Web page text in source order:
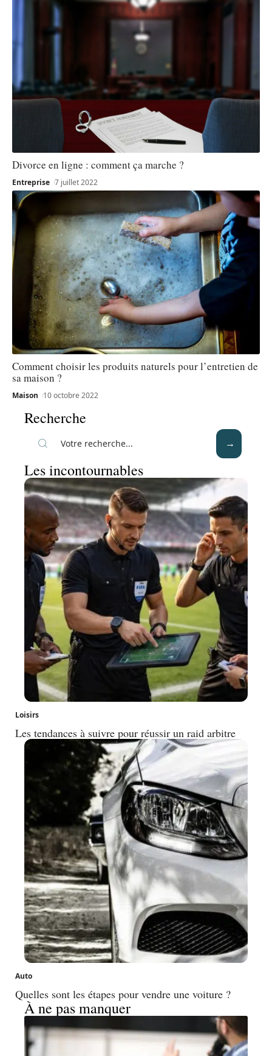
Divorce en ligne : comment ça marche ?
Entreprise 7 juillet 2022
Comment choisir les produits naturels pour l’entretien de
sa maison ?
Maison 10 octobre 2022
Recherche
Les incontournables
Loisirs
Les tendances à suivre pour réussir un raid arbitre
Auto
Quelles sont les étapes pour vendre une voiture ?
À ne pas manquer